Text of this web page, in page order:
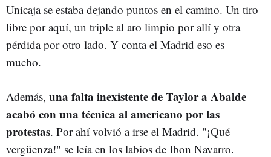
Unicaja se estaba dejando puntos en el camino. Un tiro
libre por aquí, un triple al aro limpio por allí y otra
pérdida por otro lado. Y conta el Madrid eso es
mucho.
Además, una falta inexistente de Taylor a Abalde
acabó con una técnica al americano por las
protestas. Por ahí volvió a irse el Madrid. "¡Qué
vergüenza!" se leía en los labios de Ibon Navarro.